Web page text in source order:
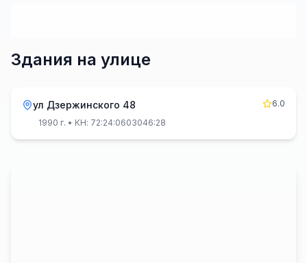
Здания на улице
ул Дзержинского 48
6.0
1990 г. • КН: 72:24:0603046:28